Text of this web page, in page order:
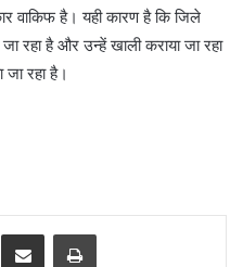
वाकिफ है। यही कारण है कि जिले
रहा है और उन्हें खाली कराया जा रहा
रहा है।
Share via Email Print